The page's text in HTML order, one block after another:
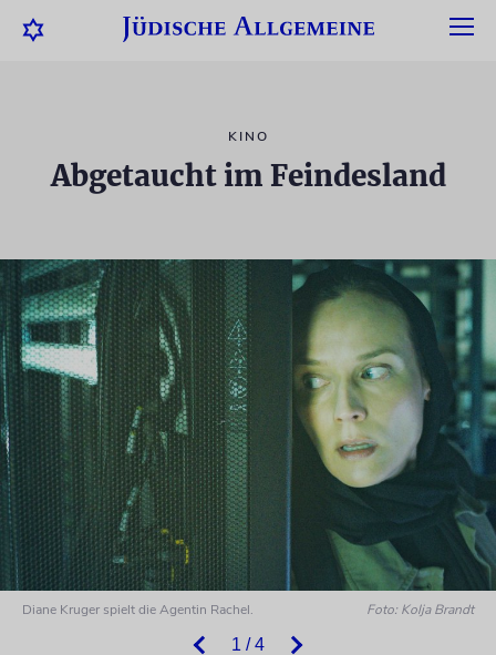
KINO
Abgetaucht im Feindesland
1 / 4
Diane Kruger spielt die Agentin Rachel. Foto: Kolja Brandt